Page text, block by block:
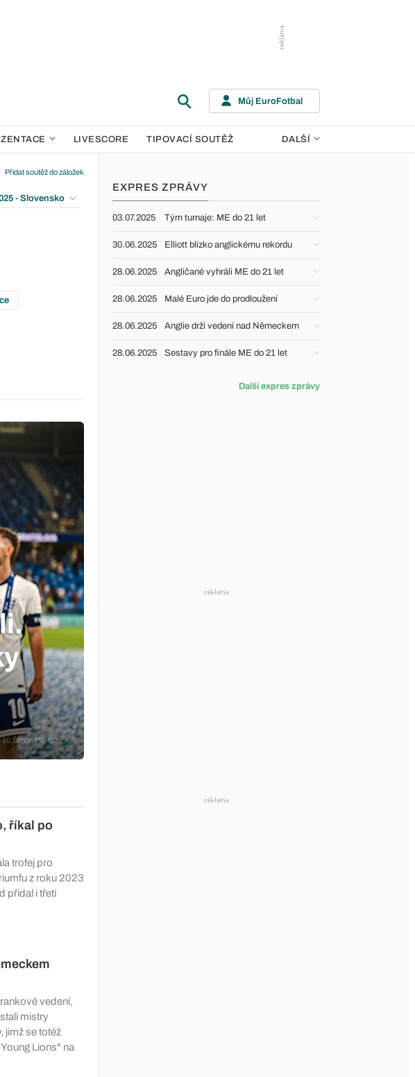
Můj EuroFotbal
LIVESCORE TIPOVACÍ SOUTĚŽ DALŠÍ
Přidat soutěž do záložek
- Slovensko
(© Šimon Pavlišin)
říkal po
trofej pro
z roku 2023
přidal i třetí
vedení,
mistry
jimž se totéž
Lions" na
EXPRES ZPRÁVY
03.07.2025 Tým turnaje: ME do 21 let
30.06.2025 Elliott blízko anglickému rekordu
28.06.2025 Angličané vyhráli ME do 21 let
28.06.2025 Malé Euro jde do prodloužení
28.06.2025 Anglie drží vedení nad Německem
28.06.2025 Sestavy pro finále ME do 21 let
Další expres zprávy